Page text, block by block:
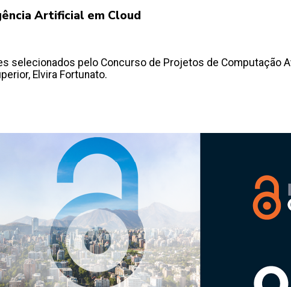
Artificial em Cloud
selecionados pelo Concurso de Projetos de Computação
Elvira Fortunato.